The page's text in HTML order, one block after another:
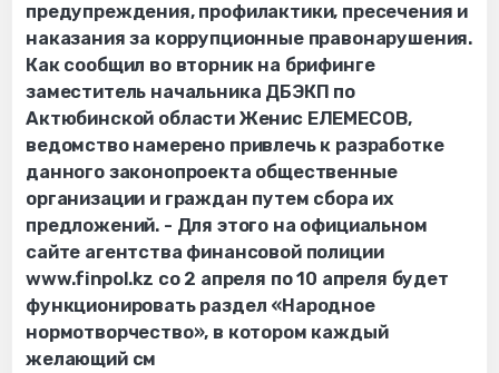
предупреждения, профилактики, пресечения и
наказания за коррупционные правонарушения.
Как сообщил во вторник на брифинге
заместитель начальника ДБЭКП по
Актюбинской области Женис ЕЛЕМЕСОВ,
ведомство намерено привлечь к разработке
данного законопроекта общественные
организации и граждан путем сбора их
предложений. - Для этого на официальном
сайте агентства финансовой полиции
www.finpol.kz со 2 апреля по 10 апреля будет
функционировать раздел «Народное
нормотворчество», в котором каждый
желающий см